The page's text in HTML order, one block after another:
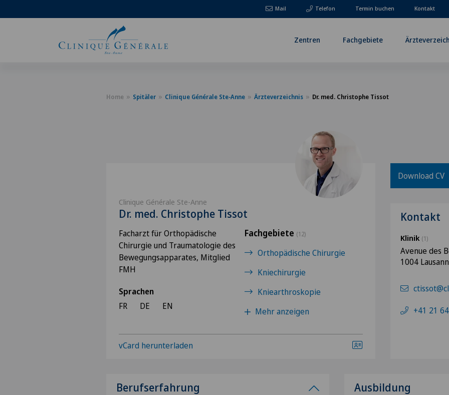
Mail Telefon Termin buchen Kontakt
Zentren Fachgebiete
Home Spitäler Clinique Générale Ste-Anne Ärzteverzeichnis Dr. med. Christophe Tissot
Clinique Générale Ste-Anne
Dr. med. Christophe Tissot
Facharzt für Orthopädische
Chirurgie und Traumatologie des
Bewegungsapparates, Mitglied
FMH
Sprachen
FR
DE EN
Fachgebiete (12)
Orthopädische Chirurgie
Kniechirurgie
Kniearthroskopie
Mehr anzeigen
vCard herunterladen
Download CV
Kontakt
Klinik (1)
Avenue des
1004
+41 21
Berufserfahrung Ausbildung